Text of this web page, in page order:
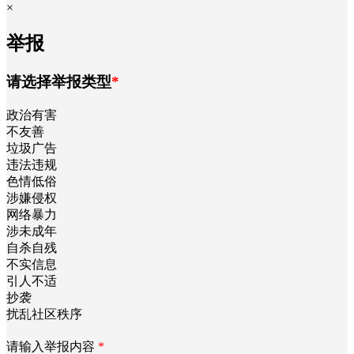
×
举报
请选择举报类型*
政治有害
不友善
垃圾广告
违法违规
色情低俗
涉嫌侵权
网络暴力
涉未成年
自杀自残
不实信息
引人不适
抄袭
扰乱社区秩序
请输入举报内容 *